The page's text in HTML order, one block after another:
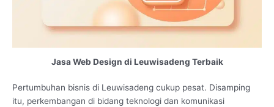
Jasa Web Design di Leuwisadeng Terbaik
Pertumbuhan bisnis di Leuwisadeng cukup pesat. Disamping
itu, perkembangan di bidang teknologi dan komunikasi